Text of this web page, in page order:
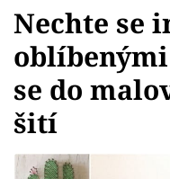
Témata
Bydlení
Zahrada
Nechte se
se do
šití